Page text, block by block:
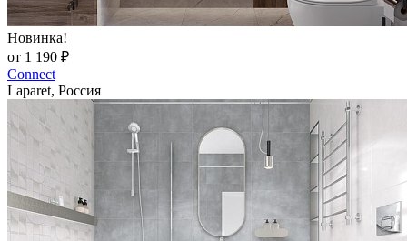
Новинка!
от 1 190 ₽
Connect
Laparet, Россия